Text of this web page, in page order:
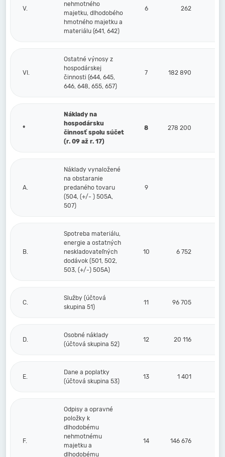
V.
nehmotného
majetku, dlhodobého
hmotného majetku a
materiálu (641, 642)
6 262
VI.
Ostatné výnosy z
hospodárskej
činnosti (644, 645,
646, 648, 655, 657)
7 182 890
*
Náklady na
hospodársku
činnosť spolu súčet
(r. 09 až r. 17)
8 278 200
A.
Náklady vynaložené
na obstaranie
predaného tovaru
(504, (+/- ) 505A,
507)
9
B.
Spotreba materiálu,
energie a ostatných
neskladovateľných
dodávok (501, 502,
503, (+/-) 505A)
10 6 752
C.
Služby (účtová
skupina 51)
11 96 705
D.
Osobné náklady
(účtová skupina 52)
12 20 116
E.
Dane a poplatky
(účtová skupina 53)
13 1 401
F.
Odpisy a opravné
položky k
dlhodobému
nehmotnému
majetku a
dlhodobému
14 146 676